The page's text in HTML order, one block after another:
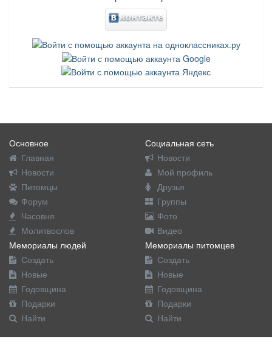
Основное
Главная
Новости
Питомцы
Форум
Часовня
Молитвослов
Социальная сеть
Новости
Мой профиль
Друзья
Группы
Фото
Видео
Мемориалы людей
Создать
Новые
Годовщина
Подарки
Найти
Мемориалы питомцев
Создать
Новые
Годовщина
Подарки
Найти